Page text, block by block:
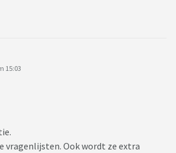
15:03
vragenlijsten. Ook wordt ze extra